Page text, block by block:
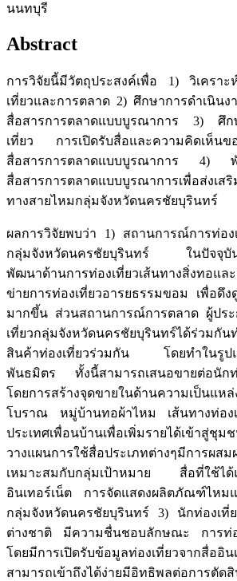
นนทบุรี
Abstract
การวิจัยนี้มีวัตถุประสงค์เพื่อ 1) วิเครา
เที่ยวและการตลาด 2) ศึกษาการดำเนินง
สื่อสารการตลาดแบบบูรณาการ 3) ศึก
เที่ยว การเปิดรับสื่อและความคิดเห็นขอ
สื่อสารการตลาดแบบบูรณาการ 4) พั
สื่อสารการตลาดแบบบูรณาการเพื่อส่งเสริ
ทางสายไหมกลุ่มจังหวัดนครชัยบุรินทร์
ผลการวิจัยพบว่า 1) สถานการณ์การท่อง
กลุ่มจังหวัดนครชัยบุรินทร์ ในปัจจุบันไ
พัฒนาด้านการท่องเที่ยวเส้นทางสิ่งทอและ
ข่ายการท่องเที่ยวอารยธรรมขอม เพื่อดึง
มากขึ้น ส่วนสถานการณ์การตลาด ผู้ประ
เที่ยวกลุ่มจังหวัดนครชัยบุรินทร์ได้ร่วมกัน
สินค้าท่องเที่ยวร่วมกัน โดยทำในรูปแ
พันธมิตร ทั้งนี้สามารถเสนอขายต่อนักท่
โดยการสร้างจุดขายในด้านความเป็นแห
โบราณ หมู่บ้านทอผ้าไหม เส้นทางท่องเ
ประเทศเพื่อนบ้านเพื่อเพิ่มรายได้เข้า
วางแผนการใช้สื่อประเภทต่างๆมีการผส
เหมาะสมกับกลุ่มเป้าหมาย สื่อที่ใช้ไ
อินเทอร์เน็ต การจัดแสดงผลิตภัณฑ์ไหมแ
กลุ่มจังหวัดนครชัยบุรินทร์ 3) นักท่องเที่
ต่างชาติ มีความชื่นชอบลักษณะ การท่อ
โดยมีการเปิดรับข้อมูลท่องเที่ยวจากสื่
สามารถเข้าถึงได้ง่ายมีอิทธิพลต่อการ